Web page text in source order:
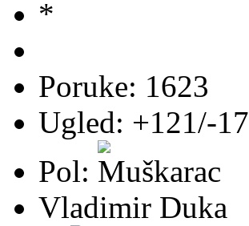
Poruke: 1623
Ugled: +121/-17
Pol:
Vladimir Duka